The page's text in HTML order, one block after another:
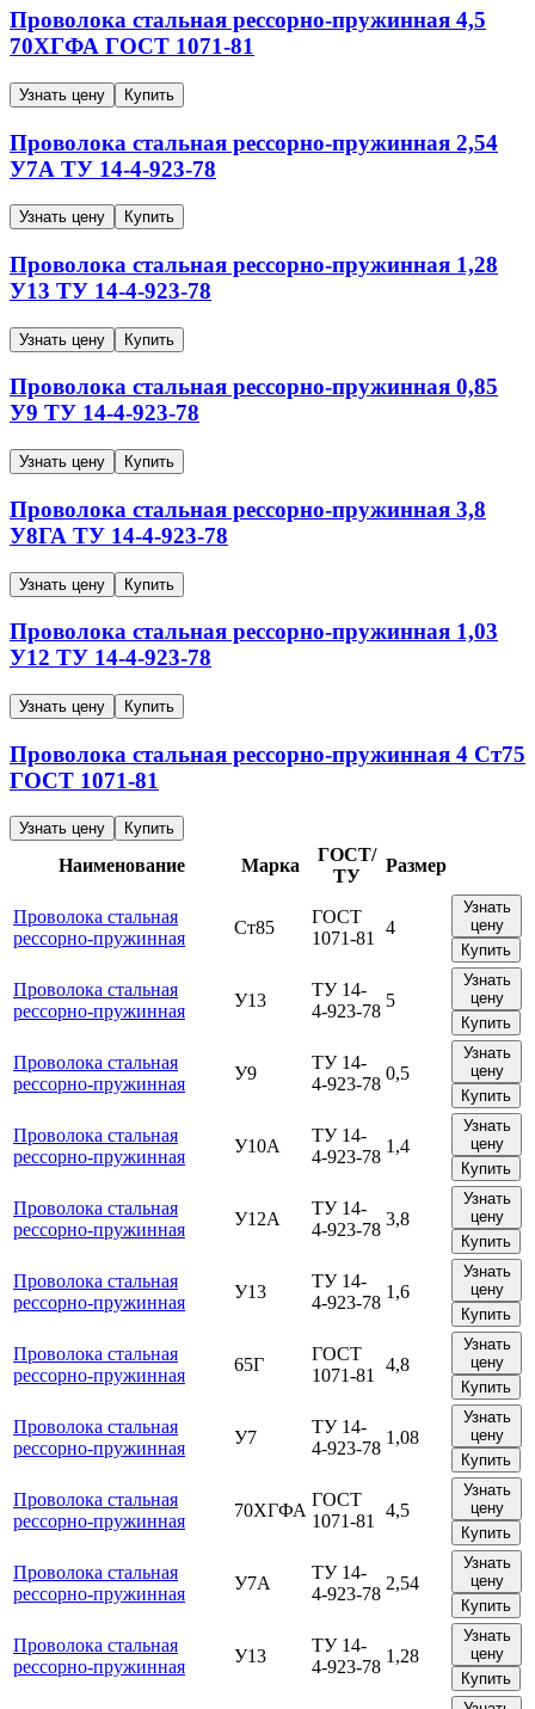
Проволока стальная рессорно-пружинная 4,5
70ХГФА ГОСТ 1071-81
Узнать цену Купить
Проволока стальная рессорно-пружинная 2,54
У7А ТУ 14-4-923-78
Узнать цену Купить
Проволока стальная рессорно-пружинная 1,28
У13 ТУ 14-4-923-78
Узнать цену Купить
Проволока стальная рессорно-пружинная 0,85
У9 ТУ 14-4-923-78
Узнать цену Купить
Проволока стальная рессорно-пружинная 3,8
У8ГА ТУ 14-4-923-78
Узнать цену Купить
Проволока стальная рессорно-пружинная 1,03
У12 ТУ 14-4-923-78
Узнать цену Купить
Проволока стальная рессорно-пружинная 4 Ст75
ГОСТ 1071-81
Узнать цену Купить
Наименование Марка
ГОСТ/
ТУ
Размер
Проволока стальная
рессорно-пружинная
Ст85
ГОСТ
1071-81
4
Узнать
цену
Купить
Проволока стальная
рессорно-пружинная
У13
ТУ 14-
4-923-78
5
Узнать
цену
Купить
Проволока стальная
рессорно-пружинная
У9
ТУ 14-
4-923-78
0,5
Узнать
цену
Купить
Проволока стальная
рессорно-пружинная
У10А
ТУ 14-
4-923-78
1,4
Узнать
цену
Купить
Проволока стальная
рессорно-пружинная
У12А
ТУ 14-
4-923-78
3,8
Узнать
цену
Купить
Проволока стальная
рессорно-пружинная
У13
ТУ 14-
4-923-78
1,6
Узнать
цену
Купить
Проволока стальная
рессорно-пружинная
65Г
ГОСТ
1071-81
4,8
Узнать
цену
Купить
Проволока стальная
рессорно-пружинная
У7
ТУ 14-
4-923-78
1,08
Узнать
цену
Купить
Проволока стальная
рессорно-пружинная
70ХГФА
ГОСТ
1071-81
4,5
Узнать
цену
Купить
Проволока стальная
рессорно-пружинная
У7А
ТУ 14-
4-923-78
2,54
Узнать
цену
Купить
Проволока стальная
рессорно-пружинная
У13
ТУ 14-
4-923-78
1,28
Узнать
цену
Купить